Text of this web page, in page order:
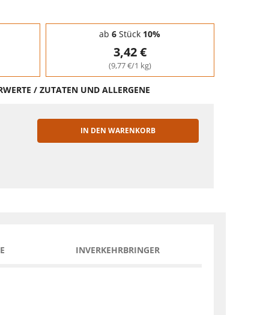
ab 6 Stück 10%
3,42 €
(9,77 €/1 kg)
/ ZUTATEN UND ALLERGENE
IN DEN WARENKORB
INVERKEHRBRINGER